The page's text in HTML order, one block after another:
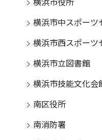
横浜市役所
横浜市中スポーツ
横浜市西スポーツ
横浜市立図書館
横浜市技能文化会
南区役所
南消防署